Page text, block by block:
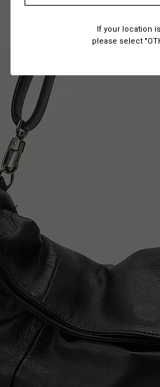
If your location
please select